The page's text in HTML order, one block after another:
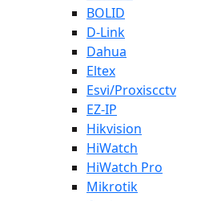
BOLID
D-Link
Dahua
Eltex
Esvi/Proxiscctv
EZ-IP
Hikvision
HiWatch
HiWatch Pro
Mikrotik